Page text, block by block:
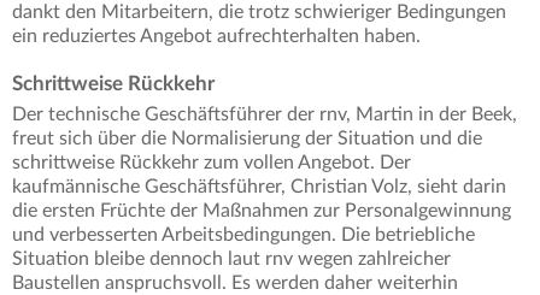
dankt den Mitarbeitern, die trotz schwieriger Bedingungen
ein reduziertes Angebot aufrechterhalten haben.
Schrittweise Rückkehr
Der technische Geschäftsführer der rnv, Martin in der Beek,
freut sich über die Normalisierung der Situation und die
schrittweise Rückkehr zum vollen Angebot. Der
kaufmännische Geschäftsführer, Christian Volz, sieht darin
die ersten Früchte der Maßnahmen zur Personalgewinnung
und verbesserten Arbeitsbedingungen. Die betriebliche
Situation bleibe dennoch laut rnv wegen zahlreicher
Baustellen anspruchsvoll. Es werden daher weiterhin